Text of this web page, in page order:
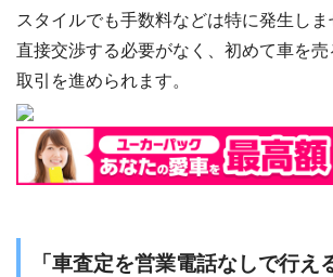
スタイルでも手数料などは特に発生し
直接交渉する必要がなく、初めて車を
取引を進められます。
「車査定を営業電話なしで行え